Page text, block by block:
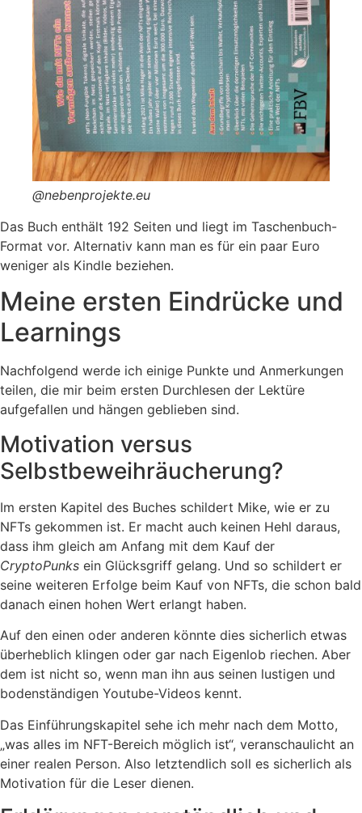
@nebenprojekte.eu
Das Buch enthält 192 Seiten und liegt im Taschenbuch-
Format vor. Alternativ kann man es für ein paar Euro
weniger als Kindle beziehen.
Meine ersten Eindrücke und
Learnings
Nachfolgend werde ich einige Punkte und Anmerkungen
teilen, die mir beim ersten Durchlesen der Lektüre
aufgefallen und hängen geblieben sind.
Motivation versus
Selbstbeweihräucherung?
Im ersten Kapitel des Buches schildert Mike, wie er zu
NFTs gekommen ist. Er macht auch keinen Hehl daraus,
dass ihm gleich am Anfang mit dem Kauf der
CryptoPunks ein Glücksgriff gelang. Und so schildert er
seine weiteren Erfolge beim Kauf von NFTs, die schon bald
danach einen hohen Wert erlangt haben.
Auf den einen oder anderen könnte dies sicherlich etwas
überheblich klingen oder gar nach Eigenlob riechen. Aber
dem ist nicht so, wenn man ihn aus seinen lustigen und
bodenständigen Youtube-Videos kennt.
Das Einführungskapitel sehe ich mehr nach dem Motto,
„was alles im NFT-Bereich möglich ist“, veranschaulicht an
einer realen Person. Also letztendlich soll es sicherlich als
Motivation für die Leser dienen.